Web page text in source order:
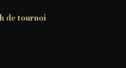
de tournoi